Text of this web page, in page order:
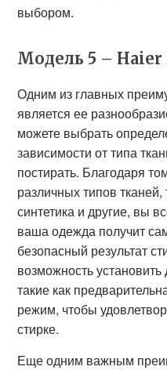
выбором.
Модель 5 – Haier
Одним из главных
является ее
можете выбрать
зависимости от типа
постирать. Благодаря
различных типов тканей,
синтетика и другие, вы
ваша одежда получит
безопасный результат
возможность
такие как
режим, чтобы
стирке.
Еще одним важным